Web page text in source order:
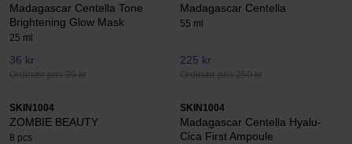
Madagascar Centella Tone
Brightening Glow Mask
25 ml
36 kr
Ordinær pris 39 kr
Madagascar Centella
55 ml
225 kr
Ordinær pris 250 kr
SKIN1004
ZOMBIE BEAUTY
8 pcs
SKIN1004
Madagascar Centella Hyalu-
Cica First Ampoule